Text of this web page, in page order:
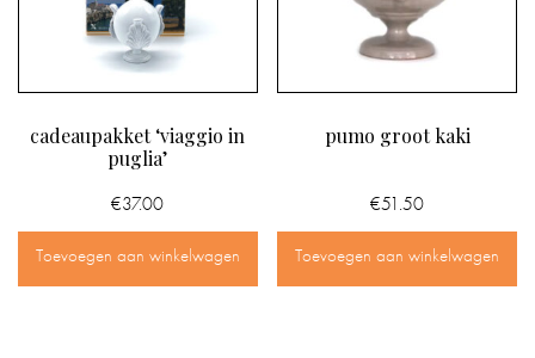
cadeaupakket ‘viaggio in
puglia’
€37.00
Toevoegen aan winkelwagen
pumo groot kaki
€51.50
Toevoegen aan winkelwagen